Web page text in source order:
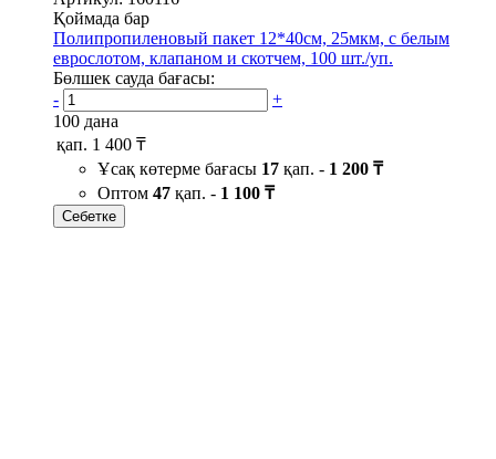
Қоймада бар
Полипропиленовый пакет 12*40см, 25мкм, с белым
еврослотом, клапаном и скотчем, 100 шт./уп.
Бөлшек сауда бағасы:
-
+
100 дана
қап. 1 400 ₸
Ұсақ көтерме бағасы 17 қап. - 1 200 ₸
Оптом 47 қап. - 1 100 ₸
Себетке